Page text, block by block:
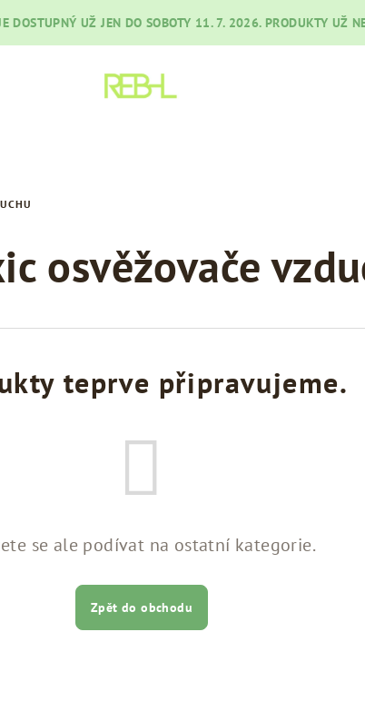
DOSTUPNÝ UŽ JEN DO SOBOTY 11. 7. 2026. PRODUKTY UŽ
osvěžovače
teprve připravujeme.
se ale podívat na ostatní kategorie.
Zpět do obchodu